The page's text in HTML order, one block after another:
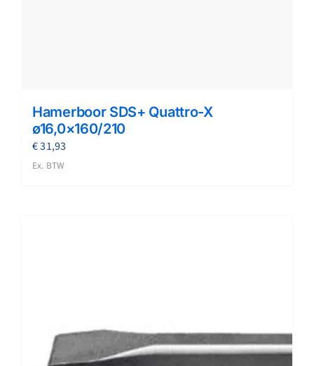
Hamerboor SDS+ Quattro-X
ø16,0×160/210
€31,93
Ex. BTW